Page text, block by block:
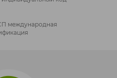
международная